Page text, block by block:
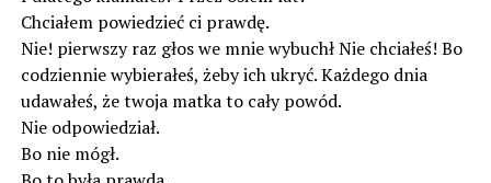
Chciałem powiedzieć ci prawdę.
Nie! pierwszy raz głos we mnie wybuchł Nie chciałeś! Bo
codziennie wybierałeś, żeby ich ukryć. Każdego dnia
udawałeś, że twoja matka to cały powód.
Nie odpowiedział.
Bo nie mógł.